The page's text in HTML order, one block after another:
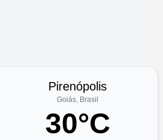
Pirenópolis
Goiás, Brasil
30°C